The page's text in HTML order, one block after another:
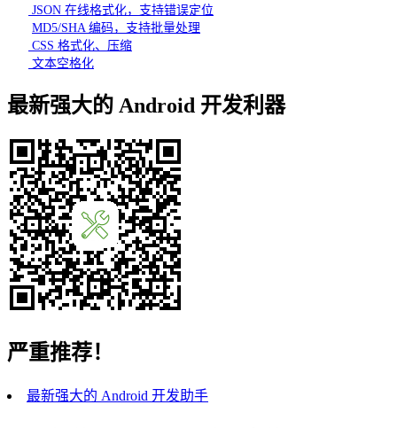
JSON 在线格式化，支持错误定位
MD5/SHA 编码，支持批量处理
CSS 格式化、压缩
文本空格化
最新强大的 Android 开发利器
严重推荐！
最新强大的 Android 开发助手